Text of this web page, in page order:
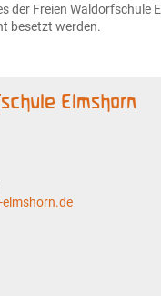
der Freien Waldorfschule
besetzt werden.
Elmshorn